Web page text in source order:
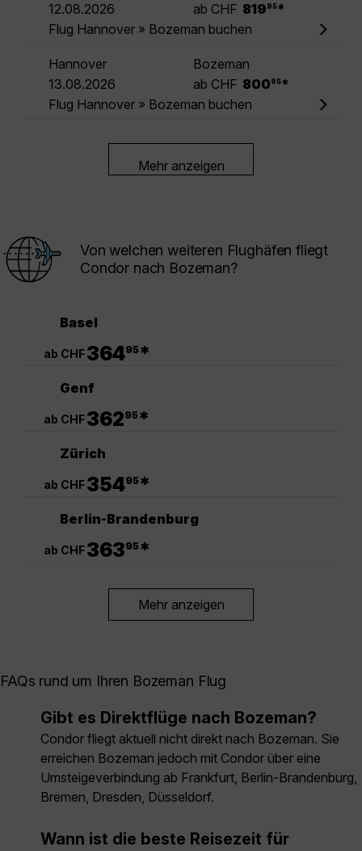
12.08.2026
ab CHF 819 95 *
Flug Hannover » Bozeman buchen
Hannover
Bozeman
13.08.2026
ab CHF 800 95 *
Flug Hannover » Bozeman buchen
Mehr anzeigen
Von welchen weiteren Flughäfen fliegt
Condor nach Bozeman?
Basel
ab CHF36495*
Genf
ab CHF36295*
Zürich
ab CHF35495*
Berlin-Brandenburg
ab CHF36395*
Mehr anzeigen
FAQs rund um Ihren Bozeman Flug
Gibt es Direktflüge nach Bozeman?
Condor fliegt aktuell nicht direkt nach Bozeman. Sie
erreichen Bozeman jedoch mit Condor über eine
Umsteigeverbindung ab Frankfurt, Berlin-Brandenburg,
Bremen, Dresden, Düsseldorf.
Wann ist die beste Reisezeit für